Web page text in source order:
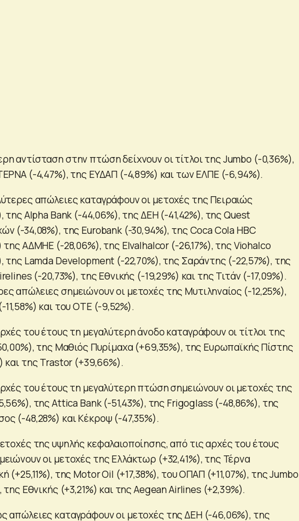
αντίσταση στην πτώση δείχνουν οι τίτλοι της Jumbo (-0,36%),
(-4,47%), της ΕΥΔΑΠ (-4,89%) και των ΕΛΠΕ (-6,94%).
απώλειες καταγράφουν οι μετοχές της Πειραιώς
της Alpha Bank (-44,06%), της ΔΕΗ (-41,42%), της Quest
(-34,08%), της Eurobank (-30,94%), της Coca Cola HBC
της ΑΔΜΗΕ (-28,06%), της Elvalhalcor (-26,17%), της Viohalco
της Lamda Development (-22,70%), της Σαράντης (-22,57%), της
(-20,73%), της Εθνικής (-19,29%) και της Τιτάν (-17,09%).
απώλειες σημειώνουν οι μετοχές της Μυτιληναίος (-12,25%),
και του ΟΤΕ (-9,52%).
του έτους τη μεγαλύτερη άνοδο καταγράφουν οι τίτλοι της
της Μαθιός Πυρίμαχα (+69,35%), της Ευρωπαϊκής Πίστης
και της Trastor (+39,66%).
του έτους τη μεγαλύτερη πτώση σημειώνουν οι μετοχές της
της Attica Bank (-51,43%), της Frigoglass (-48,86%), της
(-48,28%) και Κέκροψ (-47,35%).
της υψηλής κεφαλαιοποίησης, από τις αρχές του έτους
οι μετοχές της Ελλάκτωρ (+32,41%), της Τέρνα
(+25,11%), της Motor Oil (+17,38%), του ΟΠΑΠ (+11,07%), της Jumbo
της Εθνικής (+3,21%) και της Aegean Airlines (+2,39%).
απώλειες καταγράφουν οι μετοχές της ΔΕΗ (-46,06%), της